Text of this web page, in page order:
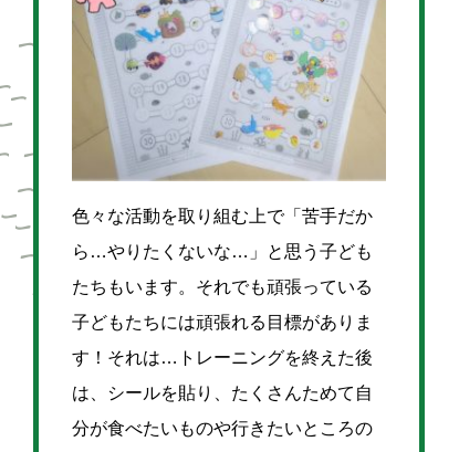
色々な活動を取り組む上で「苦手だか
ら…やりたくないな…」と思う子ども
たちもいます。それでも頑張っている
子どもたちには頑張れる目標がありま
す！それは…トレーニングを終えた後
は、シールを貼り、たくさんためて自
分が食べたいものや行きたいところの